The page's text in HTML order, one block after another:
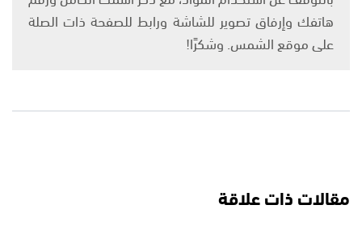
هاتفك وإرفاق تصوير للشاشة ورابط للصفحة ذات الصلة
على موقع الشمس. وشكرًا!
مقالات ذات علاقة